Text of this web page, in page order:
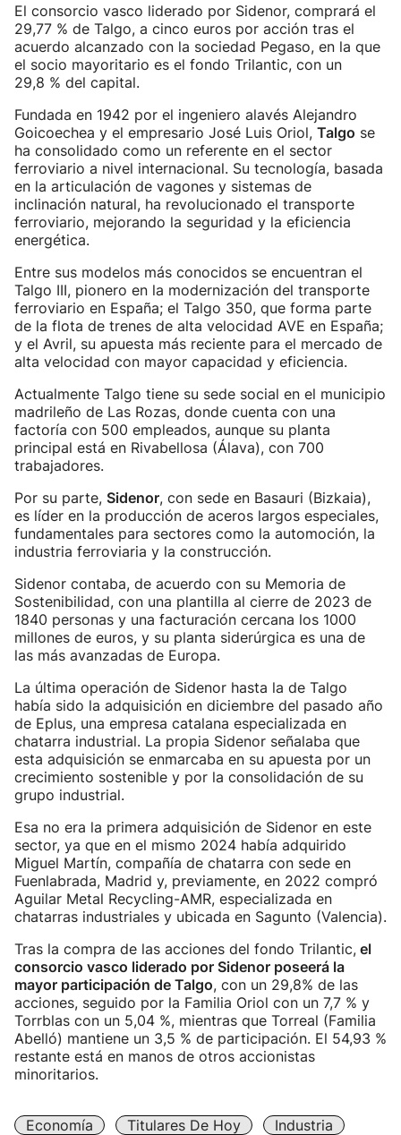
El consorcio vasco liderado por Sidenor, comprará el
29,77 % de Talgo, a cinco euros por acción tras el
acuerdo alcanzado con la sociedad Pegaso, en la que
el socio mayoritario es el fondo Trilantic, con un
29,8 % del capital.
Fundada en 1942 por el ingeniero alavés Alejandro
Goicoechea y el empresario José Luis Oriol, Talgo se
ha consolidado como un referente en el sector
ferroviario a nivel internacional. Su tecnología, basada
en la articulación de vagones y sistemas de
inclinación natural, ha revolucionado el transporte
ferroviario, mejorando la seguridad y la eficiencia
energética.
Entre sus modelos más conocidos se encuentran el
Talgo III, pionero en la modernización del transporte
ferroviario en España; el Talgo 350, que forma parte
de la flota de trenes de alta velocidad AVE en España;
y el Avril, su apuesta más reciente para el mercado de
alta velocidad con mayor capacidad y eficiencia.
Actualmente Talgo tiene su sede social en el municipio
madrileño de Las Rozas, donde cuenta con una
factoría con 500 empleados, aunque su planta
principal está en Rivabellosa (Álava), con 700
trabajadores.
Por su parte, Sidenor, con sede en Basauri (Bizkaia),
es líder en la producción de aceros largos especiales,
fundamentales para sectores como la automoción, la
industria ferroviaria y la construcción.
Sidenor contaba, de acuerdo con su Memoria de
Sostenibilidad, con una plantilla al cierre de 2023 de
1840 personas y una facturación cercana los 1000
millones de euros, y su planta siderúrgica es una de
las más avanzadas de Europa.
La última operación de Sidenor hasta la de Talgo
había sido la adquisición en diciembre del pasado año
de Eplus, una empresa catalana especializada en
chatarra industrial. La propia Sidenor señalaba que
esta adquisición se enmarcaba en su apuesta por un
crecimiento sostenible y por la consolidación de su
grupo industrial.
Esa no era la primera adquisición de Sidenor en este
sector, ya que en el mismo 2024 había adquirido
Miguel Martín, compañía de chatarra con sede en
Fuenlabrada, Madrid y, previamente, en 2022 compró
Aguilar Metal Recycling-AMR, especializada en
chatarras industriales y ubicada en Sagunto (Valencia).
Tras la compra de las acciones del fondo Trilantic, el
consorcio vasco liderado por Sidenor poseerá la
mayor participación de Talgo, con un 29,8% de las
acciones, seguido por la Familia Oriol con un 7,7 % y
Torrblas con un 5,04 %, mientras que Torreal (Familia
Abelló) mantiene un 3,5 % de participación. El 54,93 %
restante está en manos de otros accionistas
minoritarios.
Economía Titulares De Hoy Industria